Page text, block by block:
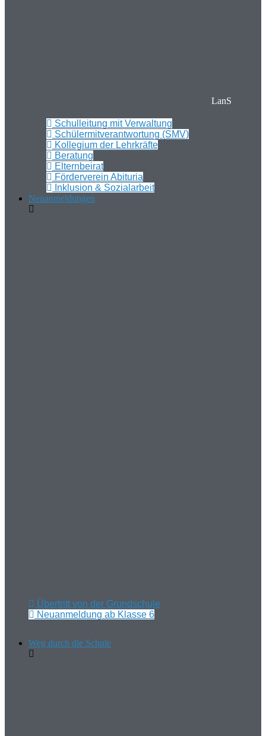
LanS
Schulleitung mit Verwaltung
Schülermitverantwortung (SMV)
Kollegium der Lehrkräfte
Beratung
Elternbeirat
Förderverein Abituria
Inklusion & Sozialarbeit
Neuanmeldungen
Übertritt von der Grundschule
Neuanmeldung ab Klasse 6
Weg durch die Schule